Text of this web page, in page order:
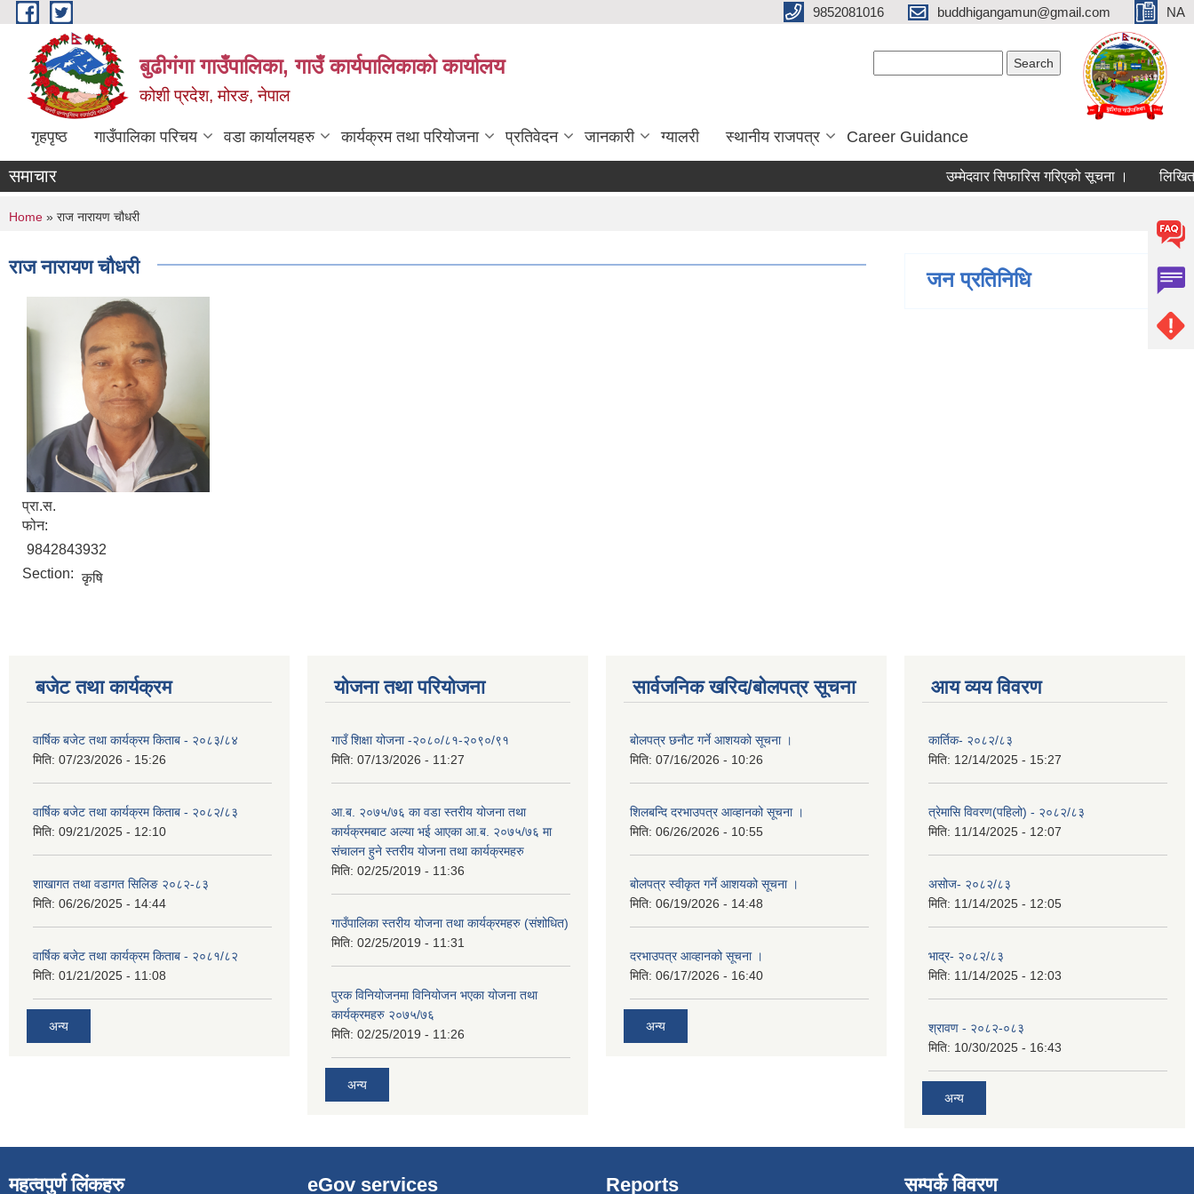
Skip to main content 9852081016 buddhigangamun@gmail.com NA
बुढीगंगा गाउँपालिका, गाउँ कार्यपालिकाको कार्यालय
कोशी प्रदेश, मोरङ, नेपाल
गृहपृष्ठ गाउँपालिका परिचय वडा कार्यालयहरु कार्यक्रम तथा परियोजना प्रतिवेदन जानकारी ग्यालरी स्थानीय राजपत्र Career Guidance
समाचार उम्मेदवार सिफारिस गरिएको सूचना । लिखित
You are here
Home » राज नारायण चौधरी
राज नारायण चौधरी
प्रा.स.
फोन:
9842843932
Section: कृषि
जन प्रतिनिधि
बजेट तथा कार्यक्रम
वार्षिक बजेट तथा कार्यक्रम किताब - २०८३/८४
मिति: 07/23/2026 - 15:26
वार्षिक बजेट तथा कार्यक्रम किताब - २०८२/८३
मिति: 09/21/2025 - 12:10
शाखागत तथा वडागत सिलिङ २०८२-८३
मिति: 06/26/2025 - 14:44
वार्षिक बजेट तथा कार्यक्रम किताब - २०८१/८२
मिति: 01/21/2025 - 11:08
अन्य
योजना तथा परियोजना
गाउँ शिक्षा योजना -२०८०/८१-२०९०/९१
मिति: 07/13/2026 - 11:27
आ.ब. २०७५/७६ का वडा स्तरीय योजना तथा
कार्यक्रमबाट अल्या भई आएका आ.ब. २०७५/७६ मा
स‌ंचालन हुने स्तरीय योजना तथा कार्यक्रमहरु
मिति: 02/25/2019 - 11:36
गाउँपालिका स्तरीय योजना तथा कार्यक्रमहरु (स‌ंशोधित)
मिति: 02/25/2019 - 11:31
पुरक विनियोजनमा विनियोजन भएका योजना तथा
कार्यक्रमहरु २०७५/७६
मिति: 02/25/2019 - 11:26
अन्य
सार्वजनिक खरिद/बोलपत्र सूचना
बोलपत्र छनौट गर्ने आशयको सूचना ।
मिति: 07/16/2026 - 10:26
शिलबन्दि दरभाउपत्र आव्हानको सूचना ।
मिति: 06/26/2026 - 10:55
बोलपत्र स्वीकृत गर्ने आशयको सूचना ।
मिति: 06/19/2026 - 14:48
दरभाउपत्र आव्हानको सूचना ।
मिति: 06/17/2026 - 16:40
अन्य
आय व्यय विवरण
कार्तिक- २०८२/८३
मिति: 12/14/2025 - 15:27
त्रेमासि विवरण(पहिलो) - २०८२/८३
मिति: 11/14/2025 - 12:07
असोज- २०८२/८३
मिति: 11/14/2025 - 12:05
भाद्र- २०८२/८३
मिति: 11/14/2025 - 12:03
श्रावण - २०८२-०८३
मिति: 10/30/2025 - 16:43
अन्य
महत्वपुर्ण लिंकहरु eGov services Reports सम्पर्क विवरण